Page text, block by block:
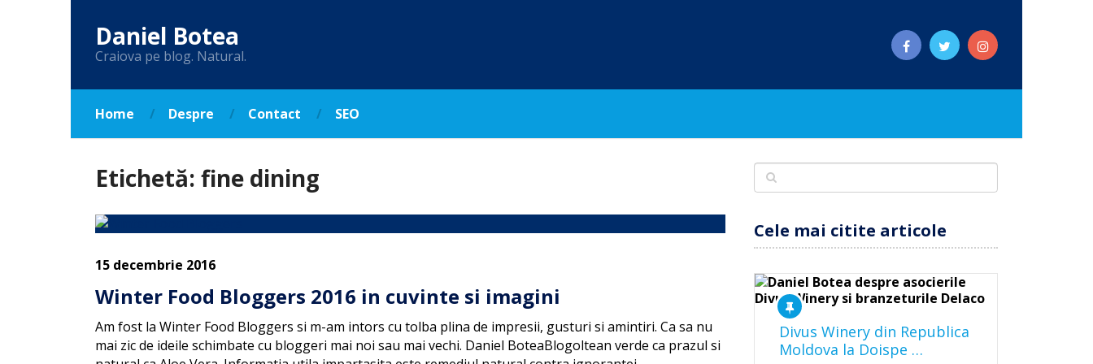
Daniel Botea
Craiova pe blog. Natural.
Home Despre Contact SEO
Etichetă: fine dining
15 decembrie 2016
Winter Food Bloggers 2016 in cuvinte si imagini
Am fost la Winter Food Bloggers si m-am intors cu tolba plina de impresii, gusturi si amintiri. Ca sa nu
mai zic de ideile schimbate cu bloggeri mai noi sau mai vechi. Daniel BoteaBlogoltean verde ca prazul si
Cele mai citite articole
Divus Winery din Republica
Moldova la Doispe …